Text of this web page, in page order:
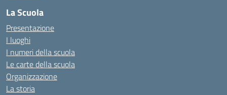
La Scuola
Presentazione
I luoghi
I numeri della scuola
Le carte della scuola
Organizzazione
La storia